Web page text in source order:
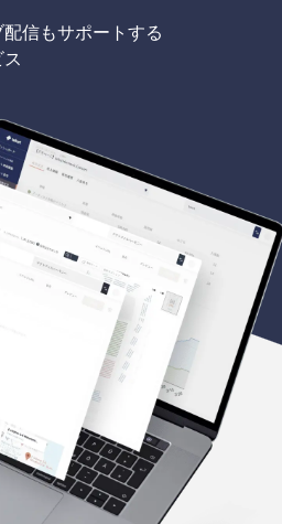
信もサポートする